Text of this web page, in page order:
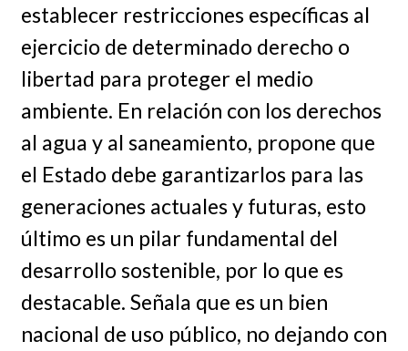
establecer restricciones específicas al
ejercicio de determinado derecho o
libertad para proteger el medio
ambiente. En relación con los derechos
al agua y al saneamiento, propone que
el Estado debe garantizarlos para las
generaciones actuales y futuras, esto
último es un pilar fundamental del
desarrollo sostenible, por lo que es
destacable. Señala que es un bien
nacional de uso público, no dejando con